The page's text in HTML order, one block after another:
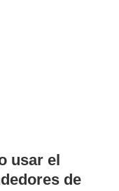
usar el
de